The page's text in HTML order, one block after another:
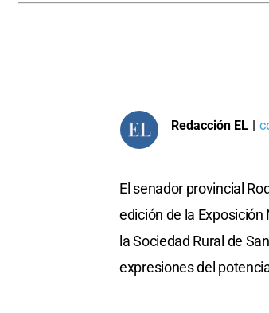
Redacción EL |
El senador provincial
edición de la
la Sociedad Rural de
expresiones del